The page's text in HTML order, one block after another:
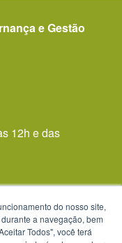
e Gestão
12h e das
do nosso site,
a navegação, bem
Todos", você terá